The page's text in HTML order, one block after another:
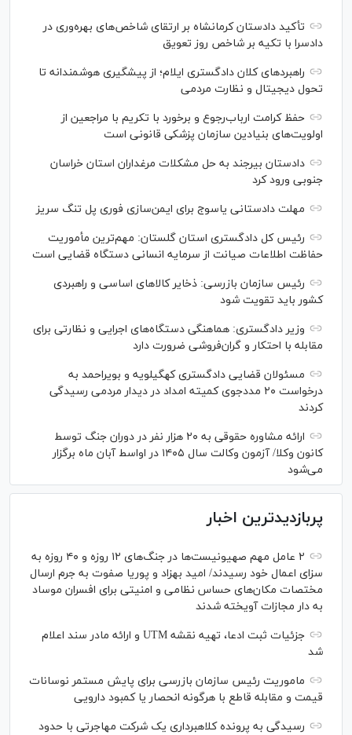
تأکید دادستان کرمانشاه بر ارتقای شاخص‌های بهره‌وری در
دادسرا با تکیه بر شاخص روز تعویق
راهبرد‌های کلان دادگستری ایلام؛ از پیشگیری هوشمندانه تا
تحول دیجیتال و نظارت مردمی
حفظ کرامت ارباب‌رجوع و برخورد با تکریم با مراجعین از
اولویت‌های بنیادین سازمان پزشکی قانونی است
دادستان بیرجند به حل مشکلات مرغداران استان خراسان
جنوبی ورود کرد
مهلت دادستانی یاسوج برای ایمن‌سازی فوری پل تنگ سریز
رئیس کل دادگستری استان گلستان: مهم‌ترین مأموریت
حفاظت اطلاعات صیانت از سرمایه انسانی دستگاه قضایی است
رئیس سازمان بازرسی: ذخایر کالاهای اساسی و راهبردی
کشور باید تقویت شود
وزیر دادگستری: هماهنگی دستگاه‌های اجرایی و نظارتی برای
مقابله با احتکار و گران‌فروشی ضرورت دارد
مسئولان قضایی دادگستری کهگیلویه و بویراحمد به
درخواست‌ ۲۰ مددجوی کمیته امداد در دیدار مردمی رسیدگی
کردند
ارائه مشاوره حقوقی به ۲۰ هزار نفر در دوران جنگ توسط
کانون وکلا/ آزمون وکالت سال ۱۴۰۵ در اواسط آبان ماه برگزار
می‌شود
پربازدیدترین اخبار
۲ عامل مهم صهیونیست‌ها در جنگ‌های ۱۲ روزه و ۴۰ روزه به
سزای اعمال خود رسیدند/ امید بهزاد و پوریا صفوت به جرم ارسال
مختصات مکان‌های حساس نظامی و امنیتی برای افسران موساد
به دار مجازات آویخته شدند
جزئیات ثبت ادعا، تهیه نقشه UTM و ارائه مادر سند اعلام
شد
ماموریت رئیس سازمان بازرسی برای پایش مستمر نوسانات
قیمت و مقابله قاطع با هرگونه انحصار یا کمبود دارویی
رسیدگی به پرونده کلاهبرداری یک شرکت مهاجرتی با حدود